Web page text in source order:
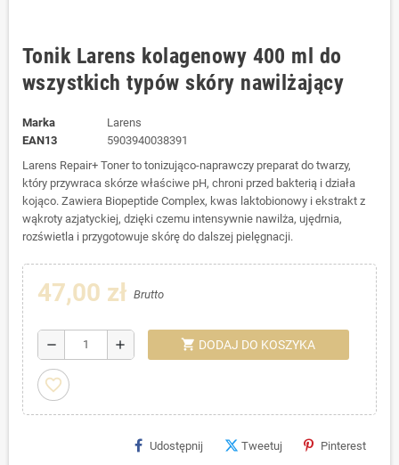
Tonik Larens kolagenowy 400 ml do
wszystkich typów skóry nawilżający
Marka
Larens
EAN13
5903940038391
Larens Repair+ Toner to tonizująco-naprawczy preparat do twarzy,
który przywraca skórze właściwe pH, chroni przed bakterią i działa
kojąco. Zawiera Biopeptide Complex, kwas laktobionowy i ekstrakt z
wąkroty azjatyckiej, dzięki czemu intensywnie nawilża, ujędrnia,
rozświetla i przygotowuje skórę do dalszej pielęgnacji.
47,00 zł Brutto
remove add shopping_cart DODAJ DO KOSZYKA
favorite_border
Udostępnij Tweetuj Pinterest